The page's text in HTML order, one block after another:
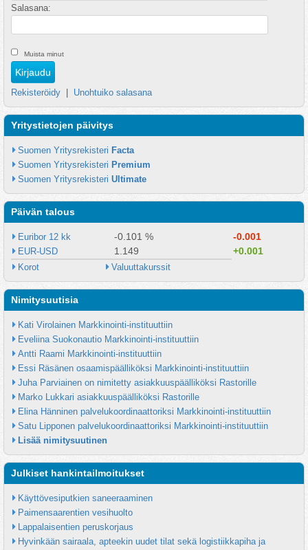
Salasana:
Muista minut
Rekisteröidy Unohtuiko salasana
Yritystietojen päivitys
Suomen Yritysrekisteri Facta
Suomen Yritysrekisteri Premium
Suomen Yritysrekisteri Ultimate
Päivän talous
Euribor 12 kk -0.101 % -0.001
EUR-USD 1.149 +0.001
Korot Valuuttakurssit
Nimitysuutisia
Kati Virolainen Markkinointi-instituuttiin
Eveliina Suokonautio Markkinointi-instituuttiin
Antti Raami Markkinointi-instituuttiin
Essi Räsänen osaamispäälliköksi Markkinointi-instituuttiin
Juha Parviainen on nimitetty asiakkuuspäälliköksi Rastorille
Marko Lukkari asiakkuuspäälliköksi Rastorille
Elina Hänninen palvelukoordinaattoriksi Markkinointi-instituuttiin
Satu Lipponen palvelukoordinaattoriksi Markkinointi-instituuttiin
Lisää nimitysuutinen
Julkiset hankintailmoitukset
Käyttövesiputkien saneeraaminen
Paimensaarentien vesihuolto
Lappalaisentien peruskorjaus
Hyvinkään sairaala, apteekin uudet tilat sekä logistiikkapiha ja